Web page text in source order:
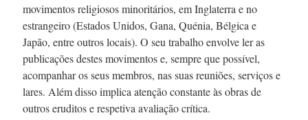
movimentos religiosos minoritários, em Inglaterra e no
estrangeiro (Estados Unidos, Gana, Quénia, Bélgica e
Japão, entre outros locais). O seu trabalho envolve ler as
publicações destes movimentos e, sempre que possível,
acompanhar os seus membros, nas suas reuniões, serviços e
lares. Além disso implica atenção constante às obras de
outros eruditos e respetiva avaliação crítica.